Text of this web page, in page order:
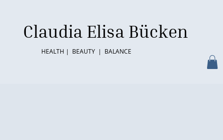
Claudia Elisa Bücken
HEALTH | BEAUTY | BALANCE